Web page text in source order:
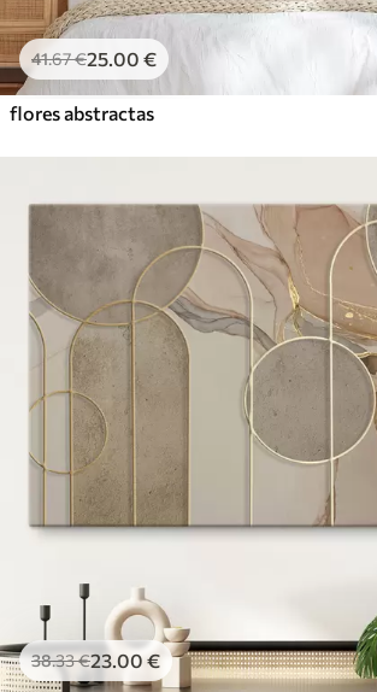
41.67€25.00 €
flores abstractas
38.33€23.00 €